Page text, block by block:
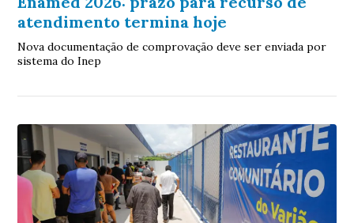
atendimento termina hoje
Nova documentação de comprovação deve ser enviada por
sistema do Inep